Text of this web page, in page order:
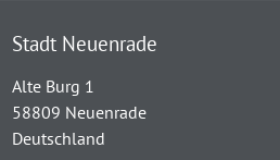
Stadt Neuenrade
Alte Burg 1
58809 Neuenrade
Deutschland